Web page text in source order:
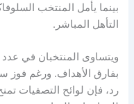
بينما يأمل المنتخب
التأهل المباشر.
ويتساوى المنتخبان في عدد
بفارق الأهداف. ورغم فوز
رد، فإن لوائح التصفيات